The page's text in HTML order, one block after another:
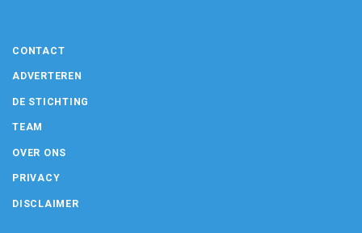
CONTACT
ADVERTEREN
DE STICHTING
TEAM
OVER ONS
PRIVACY
DISCLAIMER